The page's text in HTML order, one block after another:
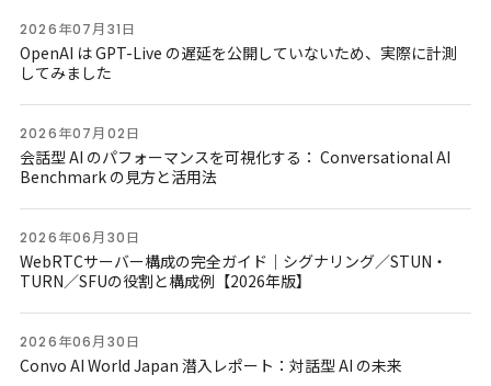
2026年07月31日
OpenAI は GPT-Live の遅延を公開していないため、実際に計測
してみました
2026年07月02日
会話型 AI のパフォーマンスを可視化する： Conversational AI
Benchmark の見方と活用法
2026年06月30日
WebRTCサーバー構成の完全ガイド｜シグナリング／STUN・
TURN／SFUの役割と構成例【2026年版】
2026年06月30日
Convo AI World Japan 潜入レポート：対話型 AI の未来